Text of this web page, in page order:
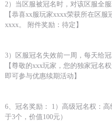
2）当区服被冠名时，对该区服全
【恭喜xx服玩家xxxx荣获所在区服
xxxx。 附件奖励：待定】
3）区服冠名失效前一周，每天给
【尊敬的xxx玩家，您的独家冠名
即可参与优惠续期活动】
6、冠名奖励： 1）高级冠名权：
于3个，价值100元）